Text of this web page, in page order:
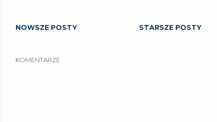
NOWSZE POSTY STARSZE POSTY
KOMENTARZE